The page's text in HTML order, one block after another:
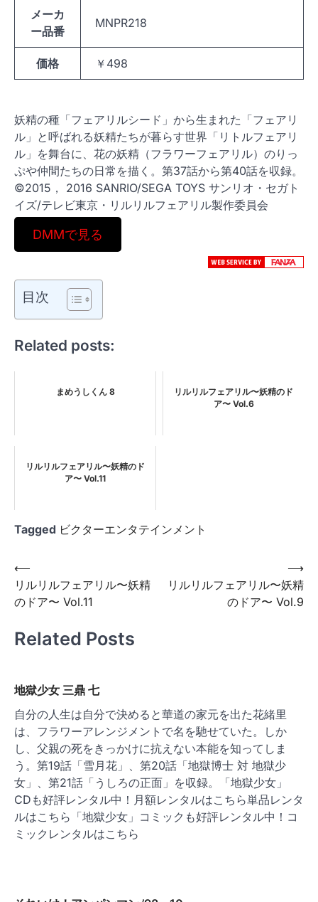
メーカ
ー品番
MNPR218
価格 ￥498
妖精の種「フェアリルシード」から生まれた「フェアリ
ル」と呼ばれる妖精たちが暮らす世界「リトルフェアリ
ル」を舞台に、花の妖精（フラワーフェアリル）のりっ
ぷや仲間たちの日常を描く。第37話から第40話を収録。
©2015， 2016 SANRIO/SEGA TOYS サンリオ・セガト
イズ/テレビ東京・リルリルフェアリル製作委員会
DMMで見る
目次
Related posts:
まめうしくん 8
リルリルフェアリル〜妖精のド
ア〜 Vol.6
リルリルフェアリル〜妖精のド
ア〜 Vol.11
Tagged ビクターエンタテインメント
投
稿
ナ
ビ
シ
ョ
ン
⟵
リルリルフェアリル〜妖精
のドア〜 Vol.11
リルリルフェアリル〜妖精
のドア〜 Vol.9
⟶
Related Posts
地獄少女 三鼎 七
自分の人生は自分で決めると華道の家元を出た花緒里
は、フラワーアレンジメントで名を馳せていた。しか
し、父親の死をきっかけに抗えない本能を知ってしま
う。第19話「雪月花」、第20話「地獄博士 対 地獄少
女」、第21話「うしろの正面」を収録。「地獄少女」
CDも好評レンタル中！月額レンタルはこちら単品レンタ
ルはこちら「地獄少女」コミックも好評レンタル中！コ
ミックレンタルはこちら